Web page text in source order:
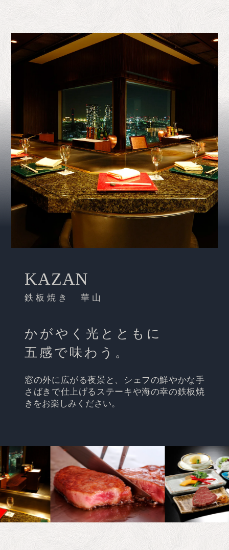
KAZAN
鉄板焼き 華山
かがやく光とともに
五感で味わう。
窓の外に広がる夜景と、シェフの鮮やかな手
さばきで仕上げるステーキや海の幸の鉄板焼
きをお楽しみください。